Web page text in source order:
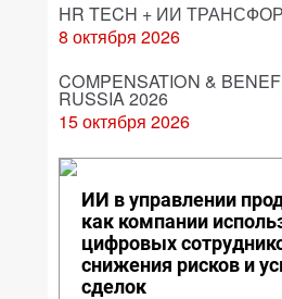
HR TECH + ИИ
8 октября 2026
COMPENSATION &
RUSSIA 2026
15 октября 2026
ИИ в управлении
как компании
цифровых
снижения рисков и
сделок